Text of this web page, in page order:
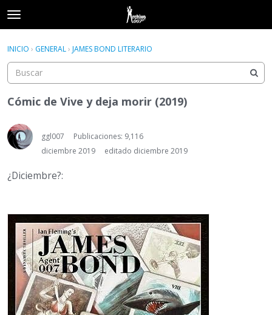
t
o
g
e
m
e
n
u
Acceder Registrarse
Actividad
Acceder Registrarse
INICIO › GENERAL› JAMES BOND LITERARIO
Cómic de Vive y deja morir (2019)
ggl007
Publicaciones: 9,116
diciembre 2019
editado diciembre 2019
¿Diciembre?: